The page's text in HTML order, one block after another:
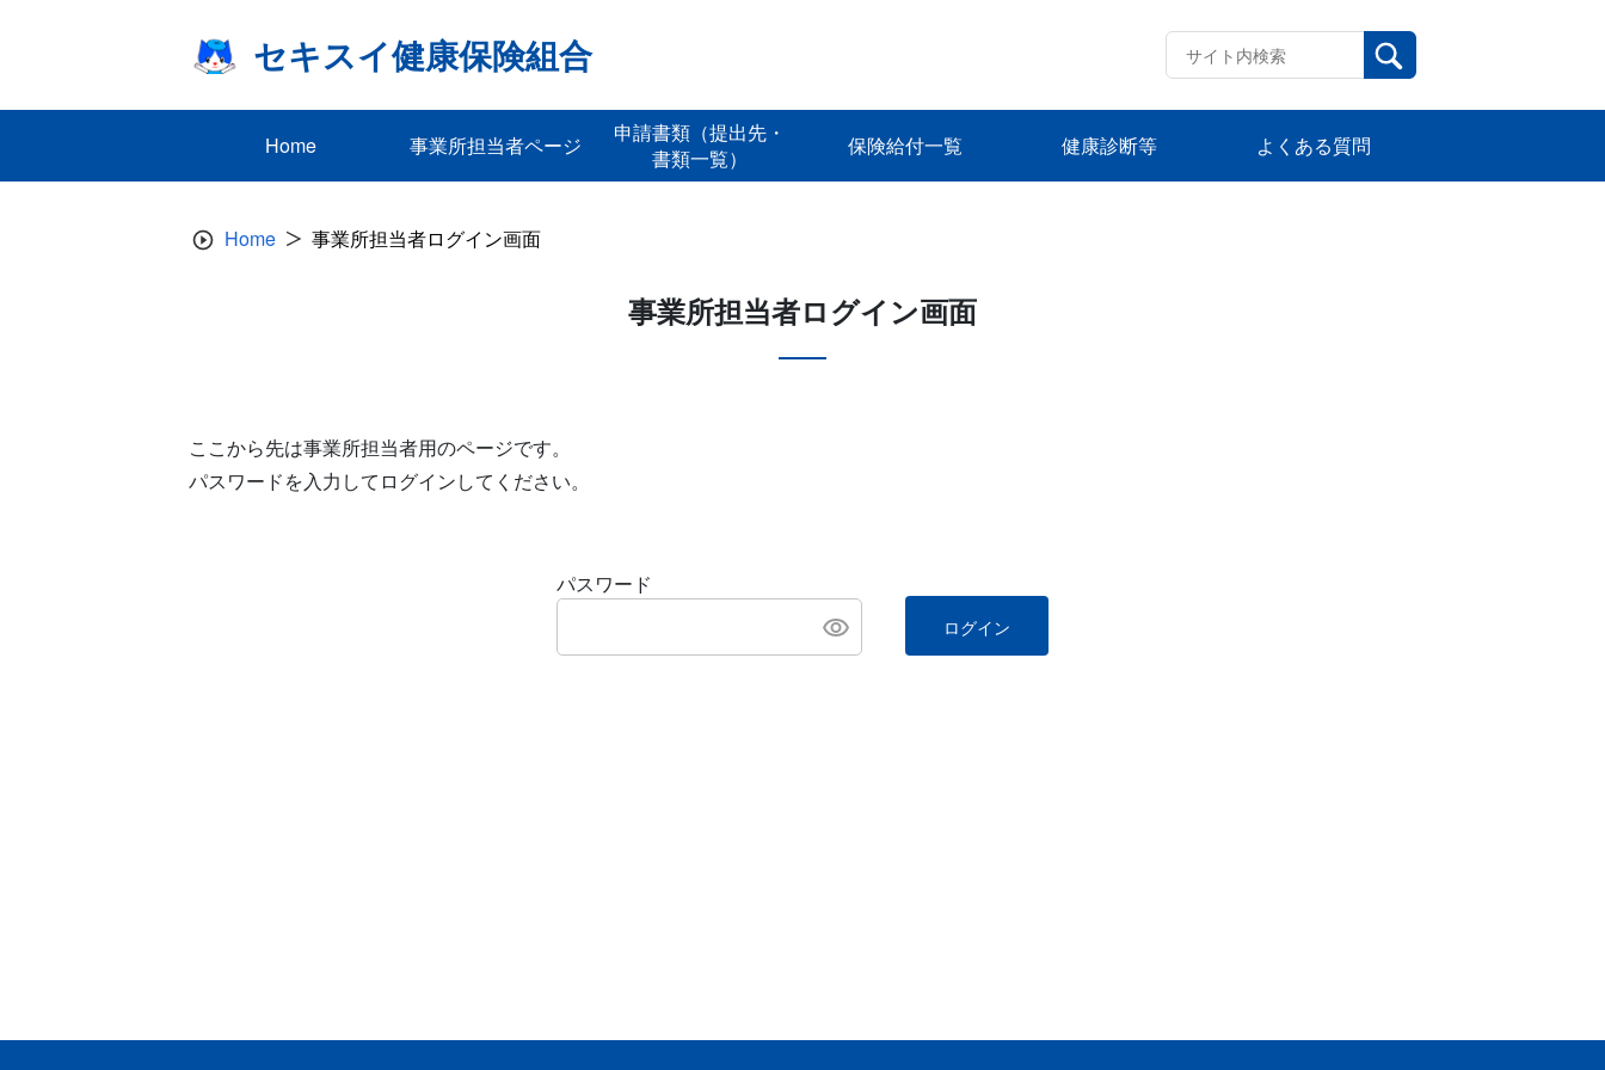
セキスイ健康保険組合
Home 事業所担当者ページ
申請書類（提出先・
書類一覧）
保険給付一覧 健康診断等 よくある質問
Home 事業所担当者ログイン画面
事業所担当者ログイン画面
ここから先は事業所担当者用のページです。
パスワードを入力してログインしてください。
パスワード
ログイン